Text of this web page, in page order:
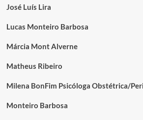
José Luís Lira
Lucas Monteiro Barbosa
Márcia Mont Alverne
Matheus Ribeiro
Milena BonFim Psicóloga Obstétrica/
Monteiro Barbosa